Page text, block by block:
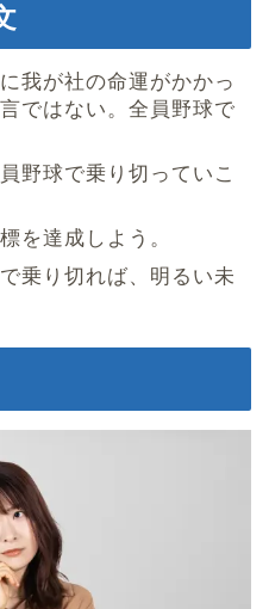
我が社の命運がかかっ
ではない。全員野球で
野球で乗り切っていこ
を達成しよう。
乗り切れば、明るい未